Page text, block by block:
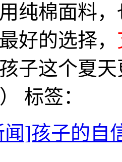
纯棉面料
好的选择，
子这个夏
标签：
]孩子的自